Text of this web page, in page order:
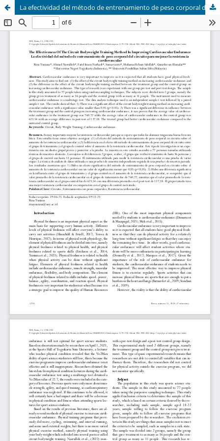
La efectividad del método de entrenamiento de peso corporal del circuito para mejorar la resistencia cardiovascular (The Effectiveness Of The Circuit Bodyweight Training Method In Improving Cardiovascular Endurance)